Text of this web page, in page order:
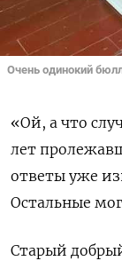
Очень одинокий
«Ой, а что
лет
ответы уже
Остальные
Старый